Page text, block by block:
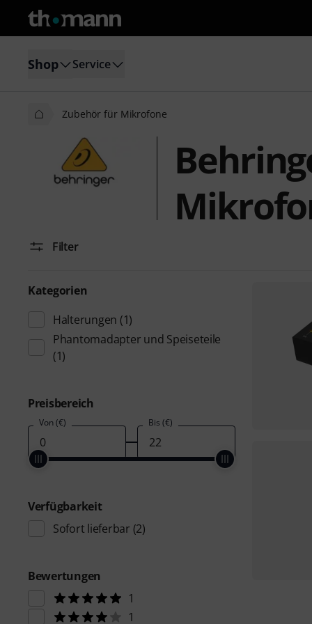
Shop Service
Zubehör für Mikrofone
Filter
Kategorien
Halterungen (1)
Phantomadapter und Speiseteile
(1)
Preisbereich
Von (€) Bis (€)
Verfügbarkeit
Sofort lieferbar (2)
Bewertungen
1
1